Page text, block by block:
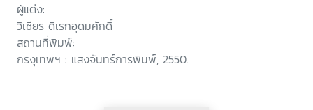
ผู้แต่ง:
วิเชียร ดิเรกอุดมศักดิ์
สถานที่พิมพ์:
กรงุเทพฯ : แสงจันทร์การพิมพ์, 2550.